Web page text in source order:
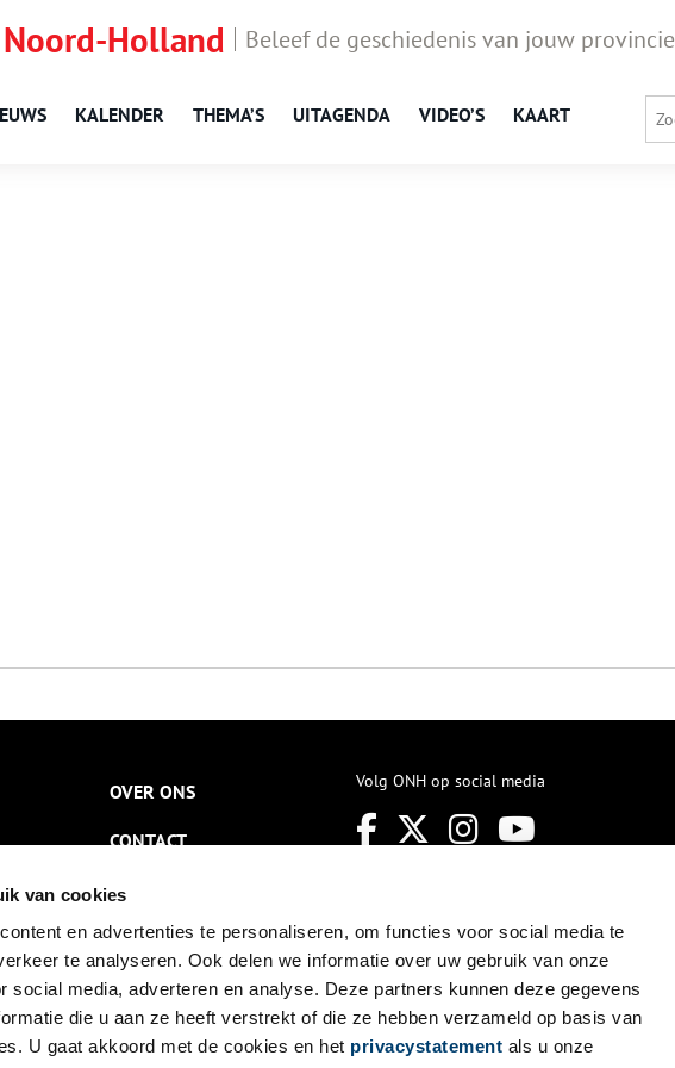
van cookies
en advertenties te personaliseren, om functies voor social media te
te analyseren. Ook delen we informatie over uw gebruik van onze
social media, adverteren en analyse. Deze partners kunnen deze gegevens
die u aan ze heeft verstrekt of die ze hebben verzameld op basis van
U gaat akkoord met de cookies en het privacystatement als u onze
Holland Beleef de geschiedenis van jouw provincie
KALENDER THEMA’S UITAGENDA VIDEO’S KAART
OVER ONS
CONTACT
NIEUWSBRIEF
DISCLAIMER
PRIVACY
TOEGANKELIJKHEID
Volg ONH op social media